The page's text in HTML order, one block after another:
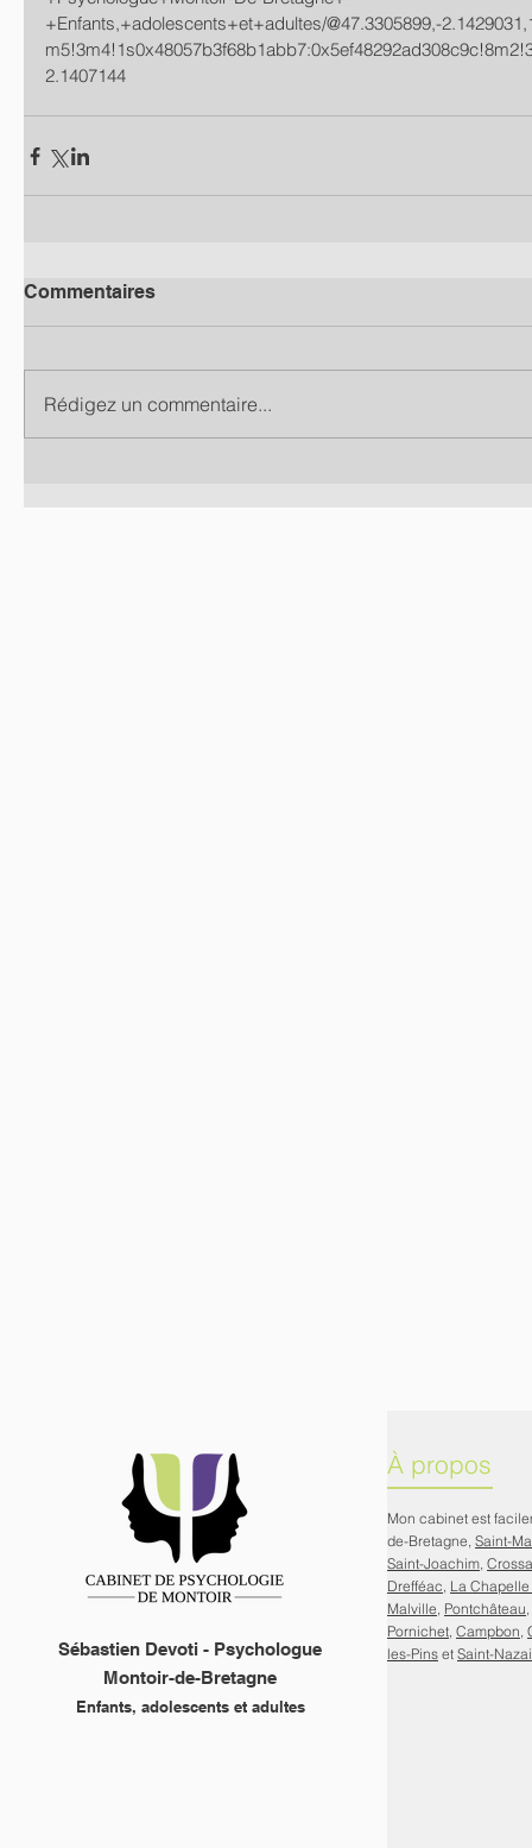
+Enfants,+adolescents+et+adultes/@47.3305899,-
2.1407144
Commentaires
Rédigez un commentaire...
Sébastien Devoti - Psychologue
Montoir-de-Bretagne
Enfants, adolescents et adultes
À propos
Mon cabinet est
de-Bretagne, Saint-
Saint-Joachim
Drefféac La
Malville Pontchâteau
Pornichet Campbon
les-Pins et Saint-